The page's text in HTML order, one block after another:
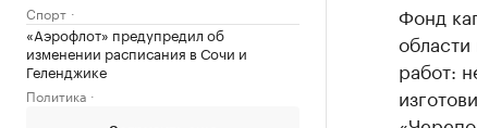
Спорт
«Аэрофлот» предупредил об
изменении расписания в Сочи и
Геленджике
Политика
Фонд
работ: